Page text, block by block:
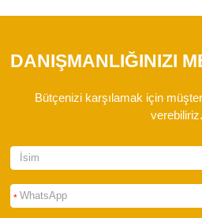
DANIŞMANLIĞINIZI
Bütçenizi karşılamak için
verebiliriz.
*